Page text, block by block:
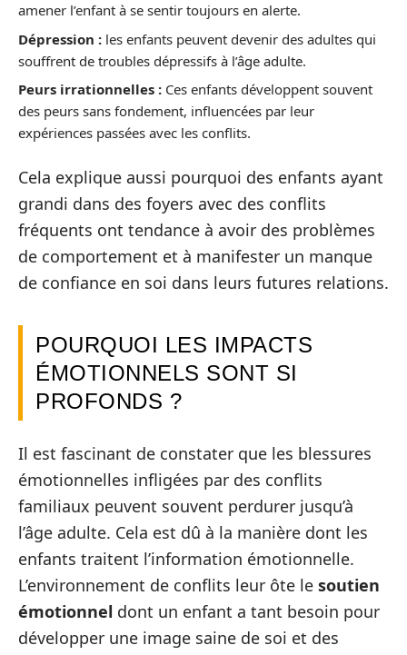
amener l’enfant à se sentir toujours en alerte.
Dépression : les enfants peuvent devenir des adultes qui
souffrent de troubles dépressifs à l’âge adulte.
Peurs irrationnelles : Ces enfants développent souvent
des peurs sans fondement, influencées par leur
expériences passées avec les conflits.
Cela explique aussi pourquoi des enfants ayant
grandi dans des foyers avec des conflits
fréquents ont tendance à avoir des problèmes
de comportement et à manifester un manque
de confiance en soi dans leurs futures relations.
POURQUOI LES IMPACTS
ÉMOTIONNELS SONT SI
PROFONDS ?
Il est fascinant de constater que les blessures
émotionnelles infligées par des conflits
familiaux peuvent souvent perdurer jusqu’à
l’âge adulte. Cela est dû à la manière dont les
enfants traitent l’information émotionnelle.
L’environnement de conflits leur ôte le soutien
émotionnel dont un enfant a tant besoin pour
développer une image saine de soi et des